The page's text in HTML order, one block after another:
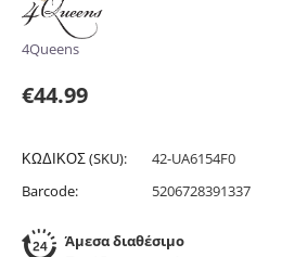
4Queens
€44.99
ΚΩΔΙΚΟΣ (SKU):
42-UA6154F0
Barcode:
5206728391337
Άμεσα διαθέσιμο